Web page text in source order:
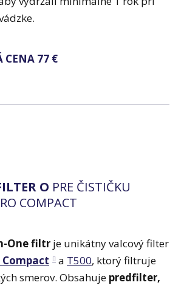
CENA 77 €
O PRE ČISTIČKU
COMPACT
One filtr je unikátny valcový filter
a T500, ktorý filtruje
smerov. Obsahuje predfilter,